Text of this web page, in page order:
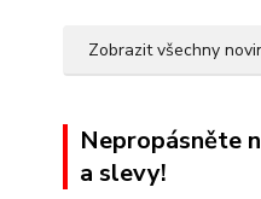
Zobrazit všechny
Nepropásněte
a slevy!